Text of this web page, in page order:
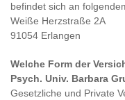
befindet sich an
Weiße Herzstraße 2A
91054 Erlangen
Welche Form der
Psych. Univ. Barbara
Gesetzliche und Private